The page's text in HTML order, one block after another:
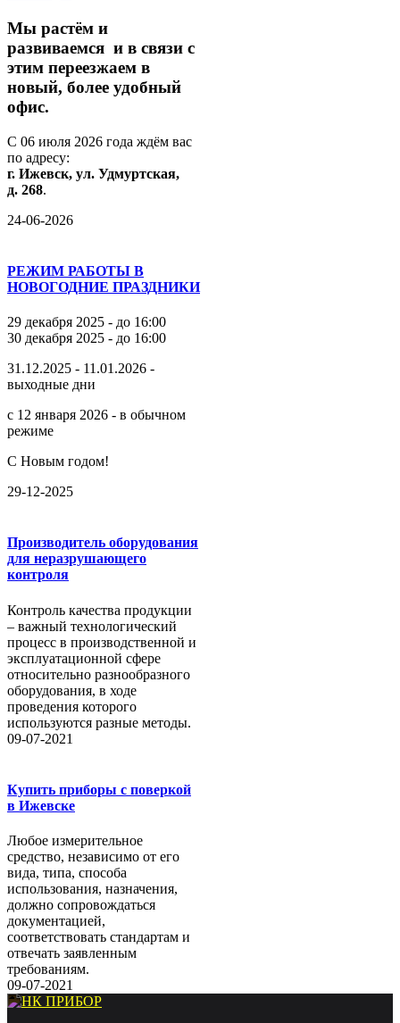
Мы растём и
развиваемся и в связи с
этим переезжаем в
новый, более удобный
офис.
С 06 июля 2026 года ждём вас
по адресу:
г. Ижевск, ул. Удмуртская,
д. 268.
24-06-2026
РЕЖИМ РАБОТЫ В
НОВОГОДНИЕ ПРАЗДНИКИ
29 декабря 2025 - до 16:00
30 декабря 2025 - до 16:00
31.12.2025 - 11.01.2026 -
выходные дни
с 12 января 2026 - в обычном
режиме
С Новым годом!
29-12-2025
Производитель оборудования
для неразрушающего
контроля
Контроль качества продукции
– важный технологический
процесс в производственной и
эксплуатационной сфере
относительно разнообразного
оборудования, в ходе
проведения которого
используются разные методы.
09-07-2021
Купить приборы с поверкой
в Ижевске
Любое измерительное
средство, независимо от его
вида, типа, способа
использования, назначения,
должно сопровождаться
документацией,
соответствовать стандартам и
отвечать заявленным
требованиям.
09-07-2021